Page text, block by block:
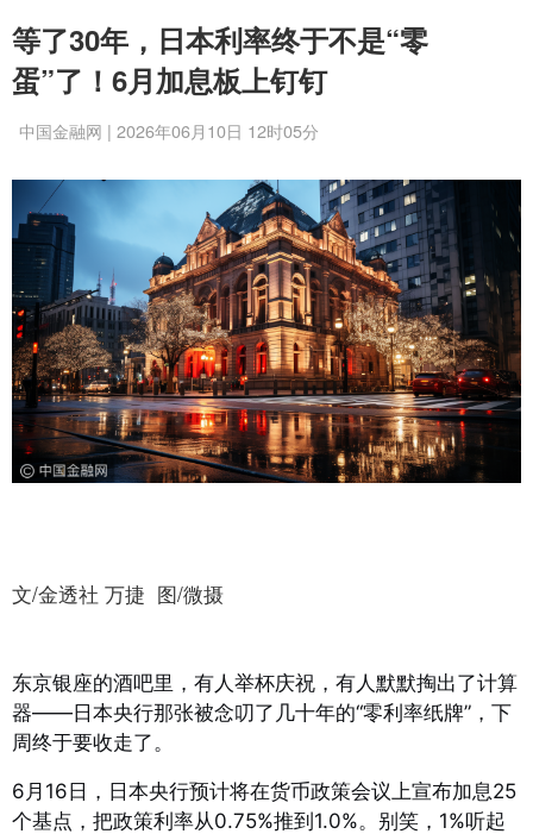
等了30年，日本利率终于不是“零
蛋”了！6月加息板上钉钉
中国金融网 | 2026年06月10日 12时05分
文/金透社 万捷 图/微摄
东京银座的酒吧里，有人举杯庆祝，有人默默掏出了计算
器——日本央行那张被念叨了几十年的“零利率纸牌”，下
周终于要收走了。
6月16日，日本央行预计将在货币政策会议上宣布加息25
个基点，把政策利率从0.75%推到1.0%。别笑，1%听起